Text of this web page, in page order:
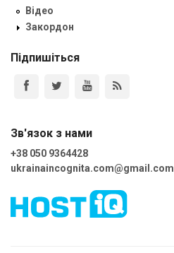
Відео
Закордон
Підпишіться
Зв'язок з нами
+38 050 9364428
ukrainaincognita.com@gmail.com